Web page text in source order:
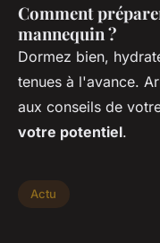
Comment
mannequin ?
Dormez bien,
tenues à l'avance.
aux conseils de
votre potentiel.
Actu